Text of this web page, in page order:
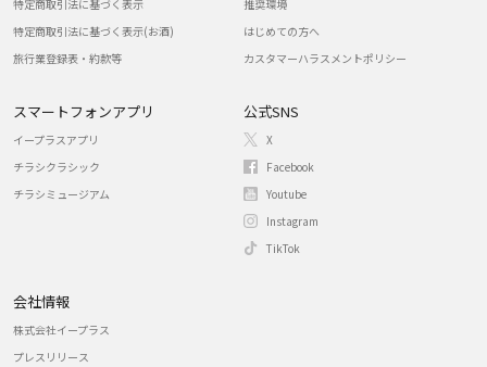
特定商取引法に基づく表示
特定商取引法に基づく表示(お酒)
旅行業登録表・約款等
推奨環境
はじめての方へ
カスタマーハラスメントポリシー
スマートフォンアプリ
イープラスアプリ
チラシクラシック
チラシミュージアム
公式SNS
X
Facebook
Youtube
Instagram
TikTok
会社情報
株式会社イープラス
プレスリリース